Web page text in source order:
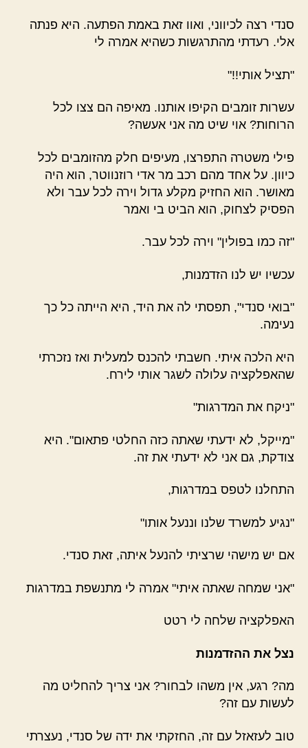
סנדי רצה לכיווני, ואוו זאת באמת הפתעה. היא פנתה
אלי. רעדתי מהתרגשות כשהיא אמרה לי
"תציל אותי!!"
עשרות זומבים הקיפו אותנו. מאיפה הם צצו לכל
הרוחות? אוי שיט מה אני אעשה?
פילי משטרה התפרצו, מעיפים חלק מהזומבים לכל
כיוון. על אחד מהם רכב מר אדי רוזנווטר, הוא היה
מאושר. הוא החזיק מקלע גדול וירה לכל עבר ולא
הפסיק לצחוק, הוא הביט בי ואמר
"זה כמו בפולין" וירה לכל עבר.
עכשיו יש לנו הזדמנות,
"בואי סנדי", תפסתי לה את היד, היא הייתה כל כך
נעימה.
היא הלכה איתי. חשבתי להכנס למעלית ואז נזכרתי
שהאפלקציה עלולה לשגר אותי לירח.
"ניקח את המדרגות"
"מייקל, לא ידעתי שאתה כזה החלטי פתאום". היא
צודקת, גם אני לא ידעתי את זה.
התחלנו לטפס במדרגות,
"נגיע למשרד שלנו וננעל אותו"
אם יש מישהי שרציתי להנעל איתה, זאת סנדי.
"אני שמחה שאתה איתי" אמרה לי מתנשפת במדרגות
האפלקציה שלחה לי רטט
נצל את ההזדמנות
מה? רגע, אין משהו לבחור? אני צריך להחליט מה
לעשות עם זה?
טוב לעזאזל עם זה, החזקתי את ידה של סנדי, נעצרתי